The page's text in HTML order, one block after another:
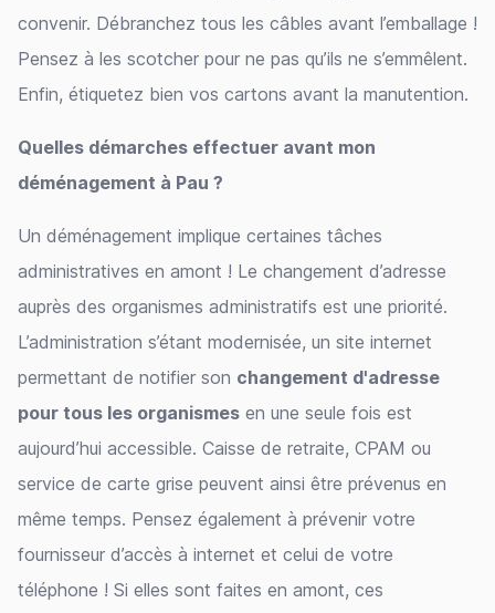
convenir. Débranchez tous les câbles avant l’emballage !
Pensez à les scotcher pour ne pas qu’ils ne s’emmêlent.
Enfin, étiquetez bien vos cartons avant la manutention.
Quelles démarches effectuer avant mon
déménagement à Pau ?
Un déménagement implique certaines tâches
administratives en amont ! Le changement d’adresse
auprès des organismes administratifs est une priorité.
L’administration s’étant modernisée, un site internet
permettant de notifier son changement d'adresse
pour tous les organismes en une seule fois est
aujourd’hui accessible. Caisse de retraite, CPAM ou
service de carte grise peuvent ainsi être prévenus en
même temps. Pensez également à prévenir votre
fournisseur d’accès à internet et celui de votre
téléphone ! Si elles sont faites en amont, ces